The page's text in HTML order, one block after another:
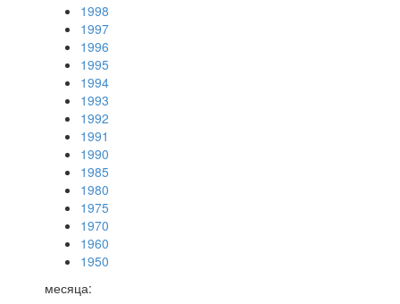
1998
1997
1996
1995
1994
1993
1992
1991
1990
1985
1980
1975
1970
1960
1950
месяца: